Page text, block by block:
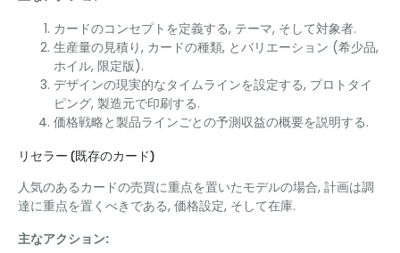
カードのコンセプトを定義する, テーマ, そして対象者.
生産量の見積り, カードの種類, とバリエーション (希少品,
ホイル, 限定版).
デザインの現実的なタイムラインを設定する, プロトタイ
ピング, 製造元で印刷する.
価格戦略と製品ラインごとの予測収益の概要を説明する.
リセラー (既存のカード)
人気のあるカードの売買に重点を置いたモデルの場合, 計画は調
達に重点を置くべきである, 価格設定, そして在庫.
主なアクション: